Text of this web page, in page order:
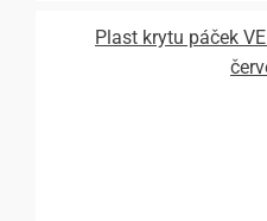
Plast krytu páček